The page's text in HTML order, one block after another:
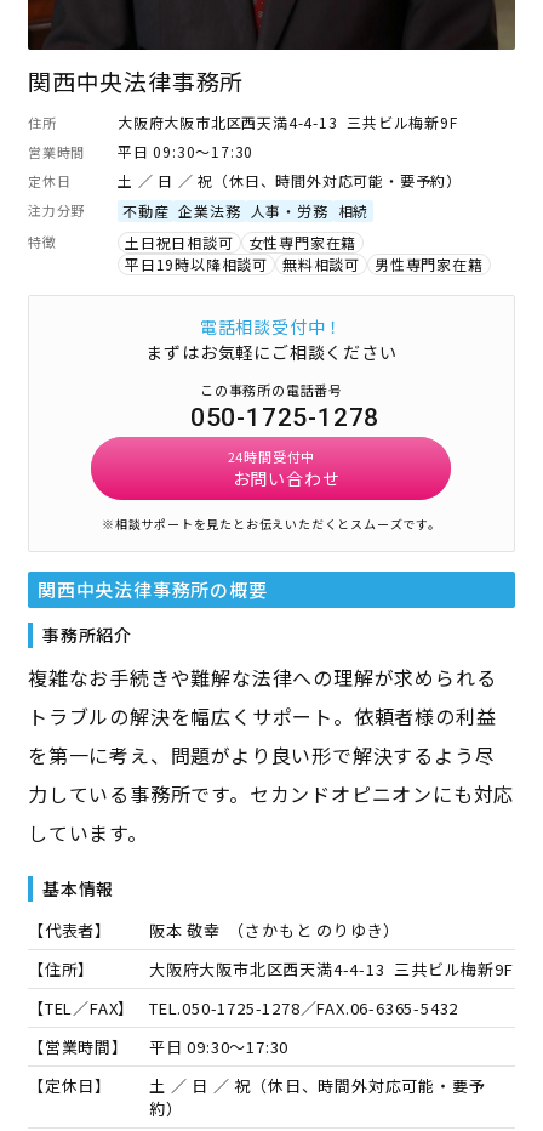
関西中央法律事務所
住所 大阪府大阪市北区西天満4-4-13 三共ビル梅新9F
営業時間 平日 09:30～17:30
定休日 土 ／ 日 ／ 祝（休日、時間外対応可能・要予約）
注力分野 不動産 企業法務 人事・労務 相続
特徴 土日祝日相談可
女性専門家在籍
平日19時以降相談可
無料相談可 男性専門家在籍
電話相談受付中！
まずはお気軽にご相談ください
この事務所の電話番号
050-1725-1278
24時間受付中
お問い合わせ
※相談サポートを見たとお伝えいただくとスムーズです。
関西中央法律事務所の概要
事務所紹介
複雑なお手続きや難解な法律への理解が求められる
トラブルの解決を幅広くサポート。依頼者様の利益
を第一に考え、問題がより良い形で解決するよう尽
力している事務所です。セカンドオピニオンにも対応
しています。
基本情報
【代表者】 阪本 敬幸 （さかもと のりゆき）
【住所】
大阪府大阪市北区西天満4-4-13 三共ビル梅新9F
【TEL／FAX】
TEL.050-1725-1278／FAX.06-6365-5432
【営業時間】
平日 09:30～17:30
【定休日】
土 ／ 日 ／ 祝（休日、時間外対応可能・要予
約）